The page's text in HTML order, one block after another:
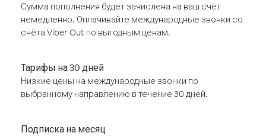
Сумма пополнения будет зачислена на ваш счёт
немедленно. Оплачивайте международные звонки со
счёта Viber Out по выгодным ценам.
Тарифы на 30 дней
Низкие цены на международные звонки по
выбранному направлению в течение 30 дней.
Подписка на месяц